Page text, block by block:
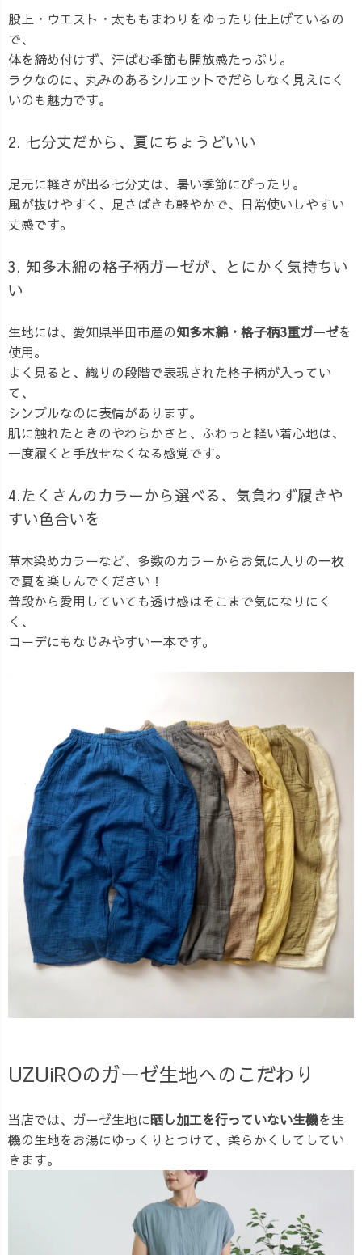
股上・ウエスト・太ももまわりをゆったり仕上げているの
で、
体を締め付けず、汗ばむ季節も開放感たっぷり。
ラクなのに、丸みのあるシルエットでだらしなく見えにく
いのも魅力です。
2. 七分丈だから、夏にちょうどいい
足元に軽さが出る七分丈は、暑い季節にぴったり。
風が抜けやすく、足さばきも軽やかで、日常使いしやすい
丈感です。
3. 知多木綿の格子柄ガーゼが、とにかく気持ちい
い
生地には、愛知県半田市産の知多木綿・格子柄3重ガーゼを
使用。
よく見ると、織りの段階で表現された格子柄が入ってい
て、
シンプルなのに表情があります。
肌に触れたときのやわらかさと、ふわっと軽い着心地は、
一度履くと手放せなくなる感覚です。
4.たくさんのカラーから選べる、気負わず履きや
すい色合いを
草木染めカラーなど、多数のカラーからお気に入りの一枚
で夏を楽しんでください！
普段から愛用していても透け感はそこまで気になりにく
く、
コーデにもなじみやすい一本です。
UZUiROのガーゼ生地へのこだわり
当店では、ガーゼ生地に晒し加工を行っていない生機を生
機の生地をお湯にゆっくりとつけて、柔らかくしてしてい
きます。